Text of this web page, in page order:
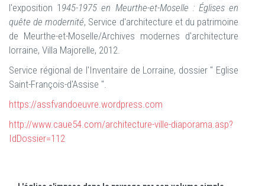
l'exposition 1 945-1975 en Meurthe-et-Moselle : Églises en
quête de modernité, Service d'architecture et du patrimoine
de Meurthe-et-Moselle/Archives modernes d'architecture
lorraine, Villa Majorelle, 2012.
Service régional de l'Inventaire de Lorraine, dossier " Eglise
Saint-François-d'Assise ".
https://assfvandoeuvre.wordpress.com
http://www.caue54.com/architecture-ville-diaporama.asp?
IdDossier=112